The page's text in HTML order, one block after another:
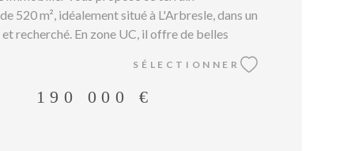
520 m², idéalement situé à L'Arbresle, dans un
recherché. En zone UC, il offre de belles
un projet de construction individuelle dans un
à deux pas des commerces, écoles,
rapides à Lyon. Tout est réuni pour un
SÉLECTIONNER
190 000 €